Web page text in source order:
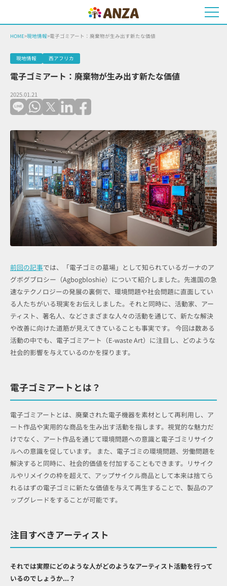
HOME>現地情報>電子ゴミアート：廃棄物が生み出す新たな価値
現地情報 西アフリカ
電子ゴミアート：廃棄物が生み出す新たな価値
2025.01.21
前回の記事では、「電子ゴミの墓場」として知られているガーナのア
グボグブロシー（Agbogbloshie）について紹介しました。先進国の急
速なテクノロジーの発展の裏側で、環境問題や社会問題に直面してい
る人たちがいる現実をお伝えしました。それと同時に、活動家、アー
ティスト、著名人、などさまざまな人々の活動を通じて、新たな解決
や改善に向けた道筋が見えてきていることも事実です。 今回は数ある
活動の中でも、電子ゴミアート（E-waste Art）に注目し、どのような
社会的影響を与えているのかを探ります。
電子ゴミアートとは？
電子ゴミアートとは、廃棄された電子機器を素材として再利用し、ア
ート作品や実用的な商品を生み出す活動を指します。視覚的な魅力だ
けでなく、アート作品を通じて環境問題への意識と電子ゴミリサイク
ルへの意識を促しています。 また、電子ゴミの環境問題、労働問題を
解決すると同時に、社会的価値を付加することもできます。リサイク
ルやリメイクの枠を超えて、アップサイクル商品として本来は捨てら
れるはずの電子ゴミに新たな価値を与えて再生することで、製品のア
ップグレードをすることが可能です。
注目すべきアーティスト
それでは実際にどのような人がどのようなアーティスト活動を行って
いるのでしょうか...？